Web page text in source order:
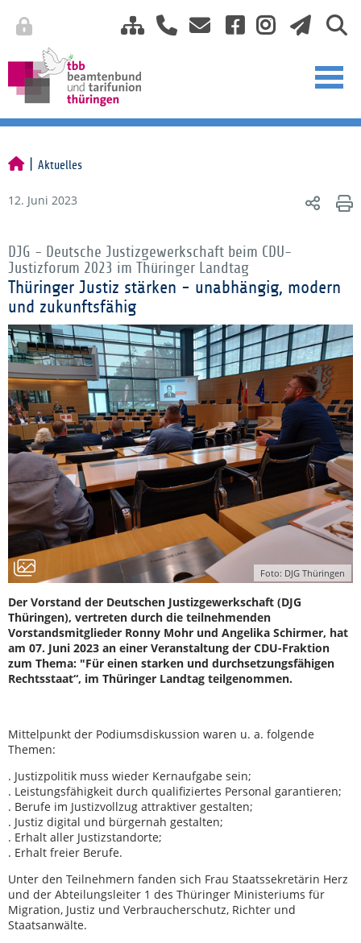
Aktuelles
12. Juni 2023
DJG - Deutsche Justizgewerkschaft beim CDU-
Justizforum 2023 im Thüringer Landtag
Thüringer Justiz stärken - unabhängig, modern
und zukunftsfähig
Foto: DJG Thüringen
Der Vorstand der Deutschen Justizgewerkschaft (DJG
Thüringen), vertreten durch die teilnehmenden
Vorstandsmitglieder Ronny Mohr und Angelika Schirmer, hat
am 07. Juni 2023 an einer Veranstaltung der CDU-Fraktion
zum Thema: "Für einen starken und durchsetzungsfähigen
Rechtsstaat“, im Thüringer Landtag teilgenommen.
Mittelpunkt der Podiumsdiskussion waren u. a. folgende
Themen:
. Justizpolitik muss wieder Kernaufgabe sein;
. Leistungsfähigkeit durch qualifiziertes Personal garantieren;
. Berufe im Justizvollzug attraktiver gestalten;
. Justiz digital und bürgernah gestalten;
. Erhalt aller Justizstandorte;
. Erhalt freier Berufe.
Unter den Teilnehmern fanden sich Frau Staatssekretärin Herz
und der Abteilungsleiter 1 des Thüringer Ministeriums für
Migration, Justiz und Verbraucherschutz, Richter und
Staatsanwälte.